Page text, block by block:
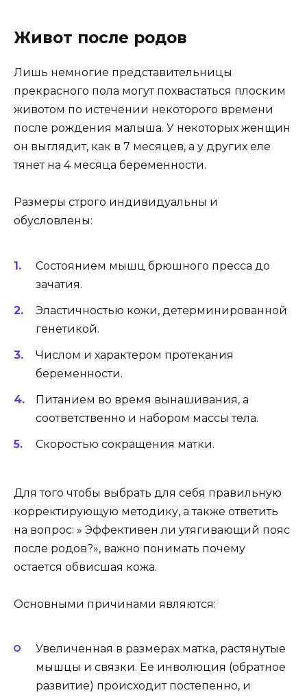
Живот после родов
Лишь немногие представительницы
прекрасного пола могут похвастаться плоским
животом по истечении некоторого времени
после рождения малыша. У некоторых женщин
он выглядит, как в 7 месяцев, а у других еле
тянет на 4 месяца беременности.
Размеры строго индивидуальны и
обусловлены:
Состоянием мышц брюшного пресса до
зачатия.
Эластичностью кожи, детерминированной
генетикой.
Числом и характером протекания
беременности.
Питанием во время вынашивания, а
соответственно и набором массы тела.
Скоростью сокращения матки.
Для того чтобы выбрать для себя правильную
корректирующую методику, а также ответить
на вопрос: » Эффективен ли утягивающий пояс
после родов?», важно понимать почему
остается обвисшая кожа.
Основными причинами являются:
Увеличенная в размерах матка, растянутые
мышцы и связки. Ее инволюция (обратное
развитие) происходит постепенно, и